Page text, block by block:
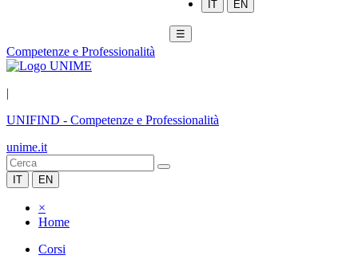
IT EN
☰
Competenze e Professionalità
|
UNIFIND - Competenze e Professionalità
unime.it
IT EN
×
Home
Corsi